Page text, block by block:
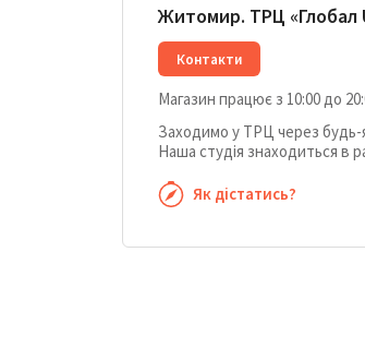
Житомир. ТРЦ «Глобал
Контакти
Магазин працює з 10:00 до
Заходимо у ТРЦ через будь-
Наша студія знаходиться в
Як дістатись?